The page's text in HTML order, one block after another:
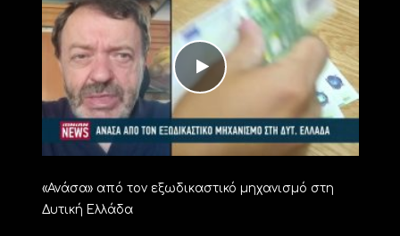
«Ανάσα» από τον εξωδικαστικό μηχανισμό στη
Δυτική Ελλάδα